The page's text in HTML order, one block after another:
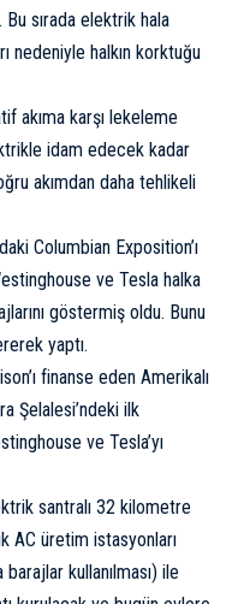
Bu sırada elektrik hala
nedeniyle halkın korktuğu
akıma karşı lekeleme
idam edecek kadar
akımdan daha tehlikeli
Columbian Exposition’ı
ve Tesla halka
göstermiş oldu. Bunu
yaptı.
finanse eden Amerikalı
Şelalesi’ndeki ilk
ve Tesla’yı
santralı 32 kilometre
AC üretim istasyonları
kullanılması) ile